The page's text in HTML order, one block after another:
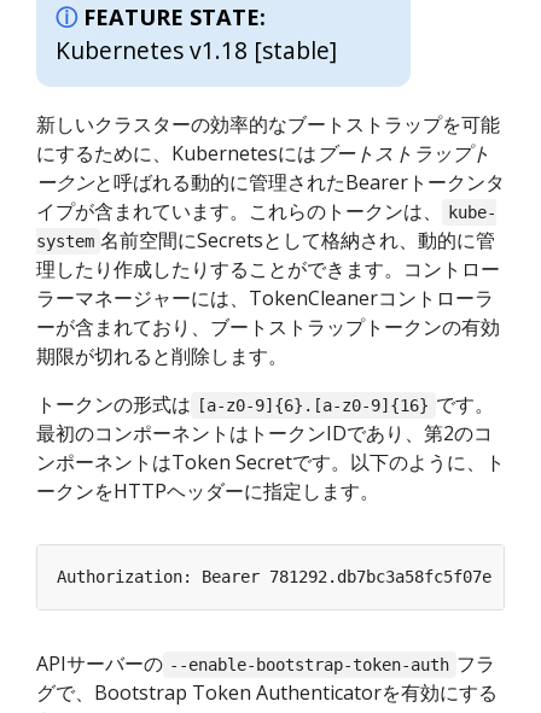
FEATURE STATE:
Kubernetes v1.18 [stable]
新しいクラスターの効率的なブートストラップを可能
にするために、Kubernetesにはブートストラップト
ークンと呼ばれる動的に管理されたBearerトークンタ
イプが含まれています。これらのトークンは、
kube-
system 名前空間にSecretsとして格納され、動的に管
理したり作成したりすることができます。コントロー
ラーマネージャーには、TokenCleanerコントローラ
ーが含まれており、ブートストラップトークンの有効
期限が切れると削除します。
トークンの形式は
[a-z0-9]{6}.[a-z0-9]{16} です。
最初のコンポーネントはトークンIDであり、第2のコ
ンポーネントはToken Secretです。以下のように、ト
ークンをHTTPヘッダーに指定します。
APIサーバーの --enable-bootstrap-token-auth フラ
グで、Bootstrap Token Authenticatorを有効にする